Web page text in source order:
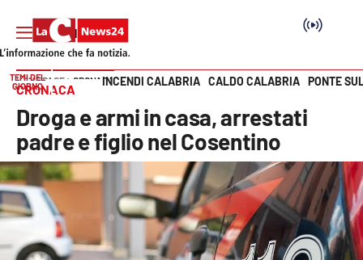
SEZIONI
Cronaca
Politica
Attualità
Vai
TEMI DEL
GIORNO
INCENDI CALABRIA CALDO CALABRIA PONTE
HOME PAGE CRONACA
CRONACA
Droga e armi in casa, arrestati
padre e figlio nel Cosentino